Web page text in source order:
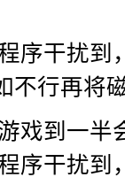
序干扰
行再将
戏到一半
序干扰